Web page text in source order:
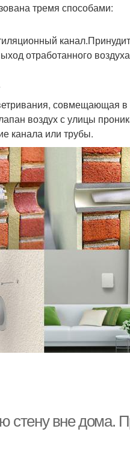
тремя способами:
отработанного
совмещающая
воздух с улицы
канала или трубы.
стену вне дома.